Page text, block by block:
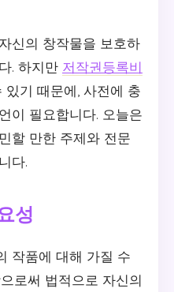
신의 창작물을 보호하
. 하지만 저작권등록비
기 때문에, 사전에 충
이 필요합니다. 오늘은
할 만한 주제와 전문
다.
성
작품에 대해 가질 수
로써 법적으로 자신의